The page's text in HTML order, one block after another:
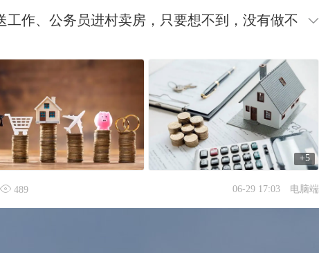
作、公务员进村卖房，只要想不到，没有做不
+5
489 06-29 17:03 电脑端